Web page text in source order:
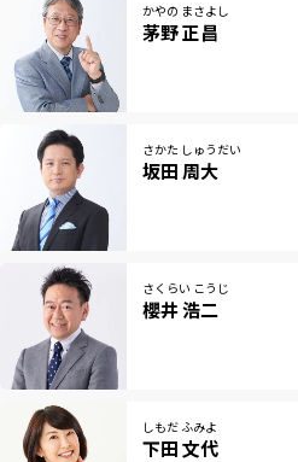
かやの まさよし
茅野 正昌
さかた しゅうだい
坂田 周大
さくらい こうじ
櫻井 浩二
しもだ ふみよ
下田 文代